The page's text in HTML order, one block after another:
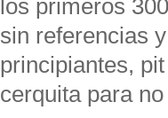
los primeros
sin referencias
principiantes,
cerquita para